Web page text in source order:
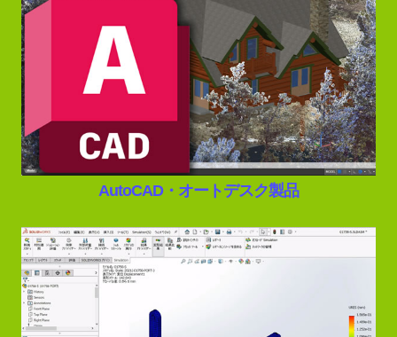
AutoCAD・オートデスク製品